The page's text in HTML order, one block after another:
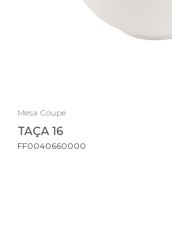
Mesa Coupe
TAÇA 16
FF0040660000